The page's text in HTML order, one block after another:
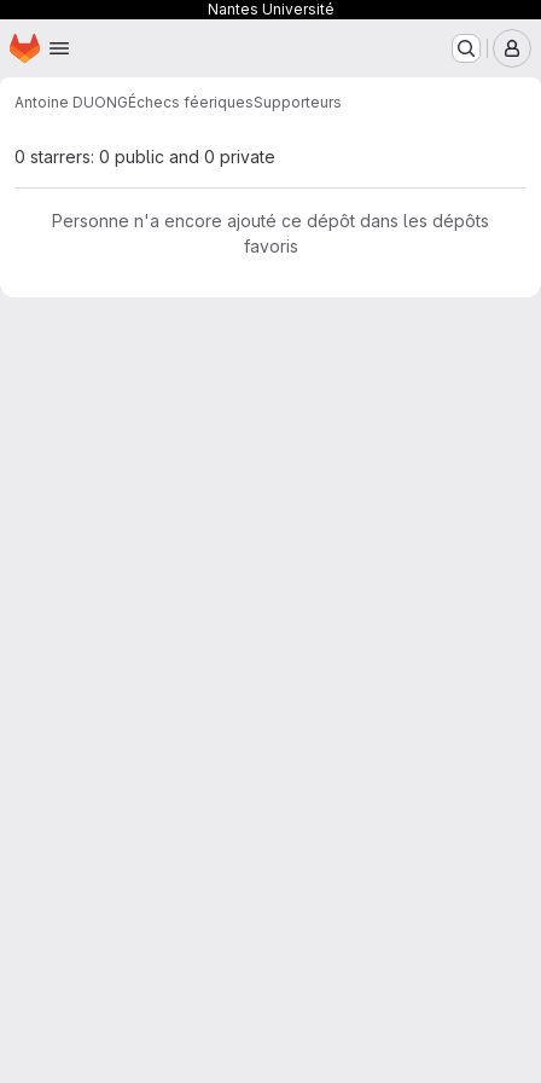
Nantes Université
Passer au contenu principal
Page d'accueil
Antoine DUONGÉchecs féeriquesSupporteurs
0 starrers: 0 public and 0 private
Personne n'a encore ajouté ce dépôt dans les dépôts
favoris